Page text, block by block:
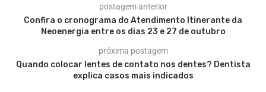
postagem anterior
Confira o cronograma do Atendimento Itinerante da
Neoenergia entre os dias 23 e 27 de outubro
próxima postagem
Quando colocar lentes de contato nos dentes? Dentista
explica casos mais indicados